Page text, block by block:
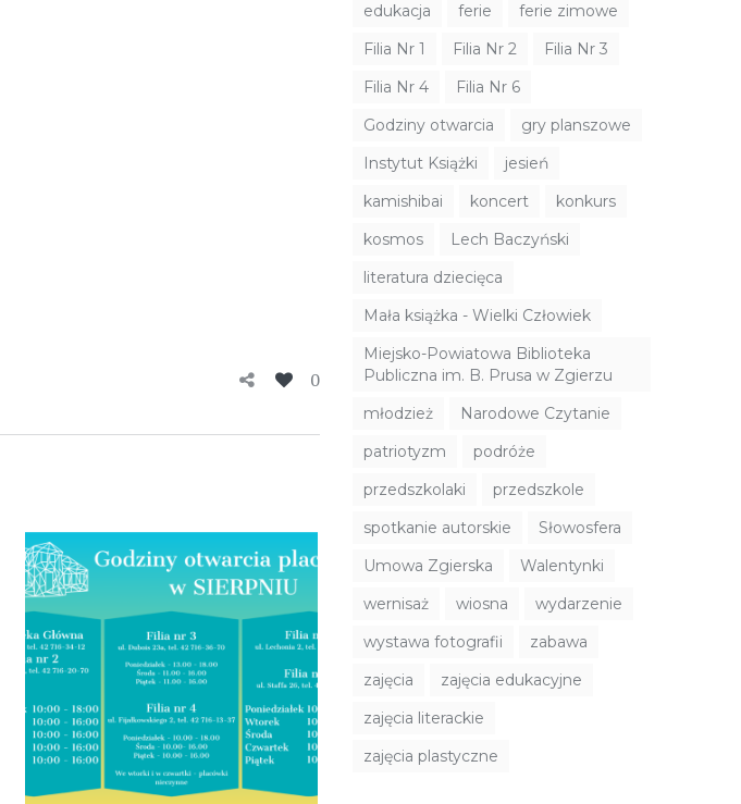
0
edukacja
ferie
ferie zimowe
Filia Nr 1
Filia Nr 2
Filia Nr 3
Filia Nr 4
Filia Nr 6
Godziny otwarcia
gry planszowe
Instytut Książki
jesień
kamishibai
koncert
konkurs
kosmos
Lech Baczyński
literatura dziecięca
Mała książka - Wielki Człowiek
Miejsko-Powiatowa Biblioteka
Publiczna im. B. Prusa w Zgierzu
młodzież
Narodowe Czytanie
patriotyzm
podróże
przedszkolaki
przedszkole
spotkanie autorskie
Słowosfera
Umowa Zgierska
Walentynki
wernisaż
wiosna
wydarzenie
wystawa fotografii
zabawa
zajęcia
zajęcia edukacyjne
zajęcia literackie
zajęcia plastyczne